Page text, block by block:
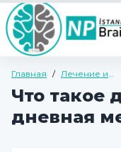
Главная / Лечение и
Что такое
дневная